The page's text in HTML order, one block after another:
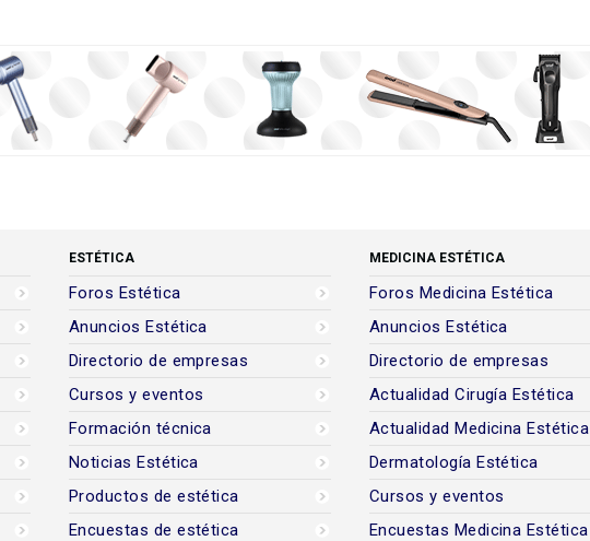
ESTÉTICA
Foros Estética
Anuncios Estética
Directorio de empresas
Cursos y eventos
Formación técnica
Noticias Estética
Productos de estética
Encuestas de estética
MEDICINA ESTÉTICA
Foros Medicina Estética
Anuncios Estética
Directorio de empresas
Actualidad Cirugía Estética
Actualidad Medicina Estética
Dermatología Estética
Cursos y eventos
Encuestas Medicina Estética